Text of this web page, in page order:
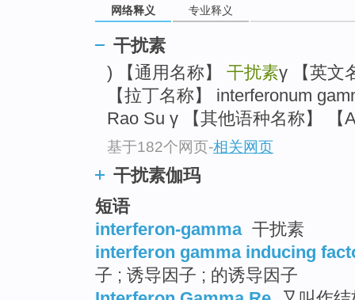
网络释义 专业释义
干扰素
) 【通用名称】 干扰素γ 【英文
【拉丁名称】 interferonum
Rao Su γ 【其他语种名称】 【
基于182个网页-相关网页
干扰素伽玛
短语
interferon-gamma 干扰素
interferon gamma inducing
子 ; 诱导因子 ; 的诱导因子